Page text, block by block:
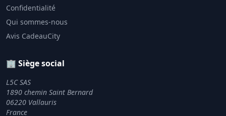
Confidentialité
Qui sommes-nous
Avis CadeauCity
🏢 Siège social
L5C SAS
1890 chemin Saint Bernard
06220 Vallauris
France